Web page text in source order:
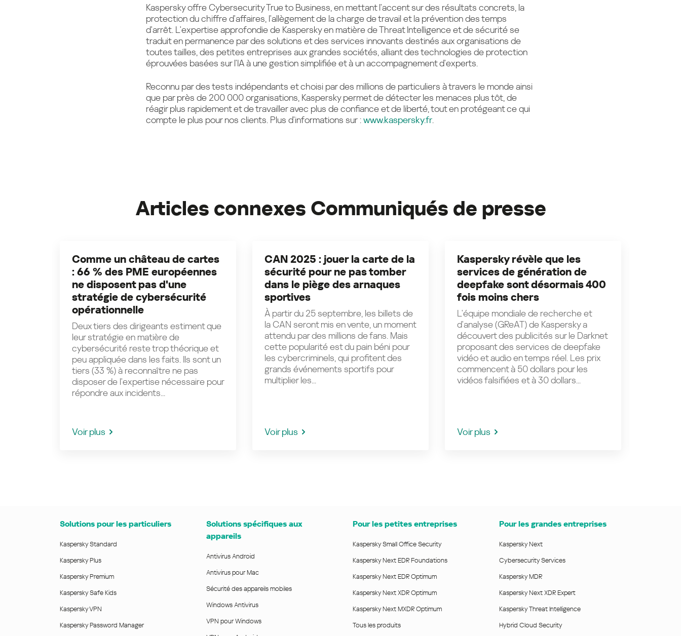
Kaspersky offre Cybersecurity True to Business, en mettant l'accent sur des résultats concrets, la
protection du chiffre d'affaires, l'allègement de la charge de travail et la prévention des temps
d'arrêt. L'expertise approfondie de Kaspersky en matière de Threat Intelligence et de sécurité se
traduit en permanence par des solutions et des services innovants destinés aux organisations de
toutes tailles, des petites entreprises aux grandes sociétés, alliant des technologies de protection
éprouvées basées sur l'IA à une gestion simplifiée et à un accompagnement d'experts.
Reconnu par des tests indépendants et choisi par des millions de particuliers à travers le monde ainsi
que par près de 200 000 organisations, Kaspersky permet de détecter les menaces plus tôt, de
réagir plus rapidement et de travailler avec plus de confiance et de liberté, tout en protégeant ce qui
compte le plus pour nos clients. Plus d'informations sur :www.kaspersky.fr
Articles connexes Communiqués de presse
Comme un château de cartes
: 66 % des PME européennes
ne disposent pas d'une
stratégie de cybersécurité
opérationnelle
Deux tiers des dirigeants estiment que
leur stratégie en matière de
cybersécurité reste trop théorique et
peu appliquée dans les faits. Ils sont un
tiers (33 %) à reconnaître ne pas
disposer de l'expertise nécessaire pour
répondre aux incidents...
Voir plus
CAN 2025 : jouer la carte de la
sécurité pour ne pas tomber
dans le piège des arnaques
sportives
À partir du 25 septembre, les billets de
la CAN seront mis en vente, un moment
attendu par des millions de fans. Mais
cette popularité est du pain béni pour
les cybercriminels, qui profitent des
grands événements sportifs pour
multiplier les...
Voir plus
Kaspersky révèle que les
services de génération de
deepfake sont désormais 400
fois moins chers
L'équipe mondiale de recherche et
d'analyse (GReAT) de Kaspersky a
découvert des publicités sur le Darknet
proposant des services de deepfake
vidéo et audio en temps réel. Les prix
commencent à 50 dollars pour les
vidéos falsifiées et à 30 dollars...
Voir plus
Solutions pour les particuliers
Kaspersky Standard
Kaspersky Plus
Kaspersky Premium
Kaspersky Safe Kids
Kaspersky VPN
Kaspersky Password Manager
Solutions spécifiques aux
appareils
Antivirus Android
Antivirus pour Mac
Sécurité des appareils mobiles
Windows Antivirus
VPN pour Windows
Pour les petites entreprises
Kaspersky Small Office Security
Kaspersky Next EDR Foundations
Kaspersky Next EDR Optimum
Kaspersky Next XDR Optimum
Kaspersky Next MXDR Optimum
Tous les produits
Pour les grandes entreprises
Kaspersky Next
Cybersecurity Services
Kaspersky MDR
Kaspersky Next XDR Expert
Kaspersky Threat Intelligence
Hybrid Cloud Security